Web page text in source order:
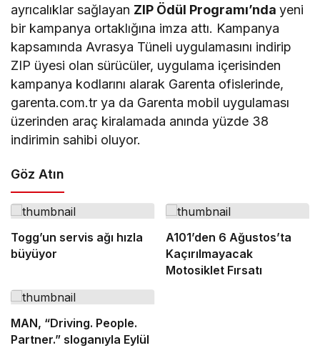
ayrıcalıklar sağlayan ZIP Ödül Programı’ndayeni
bir kampanya ortaklığına imza attı. Kampanya
kapsamında Avrasya Tüneli uygulamasını indirip
ZIP üyesi olan sürücüler, uygulama içerisinden
kampanya kodlarını alarak Garenta ofislerinde,
garenta.com.tr ya da Garenta mobil uygulaması
üzerinden araç kiralamada anında yüzde 38
indirimin sahibi oluyor.
Göz Atın
Togg’un servis ağı hızla
büyüyor
A101’den 6 Ağustos’ta
Kaçırılmayacak
Motosiklet Fırsatı
MAN, “Driving. People.
Partner.” sloganıyla Eylül